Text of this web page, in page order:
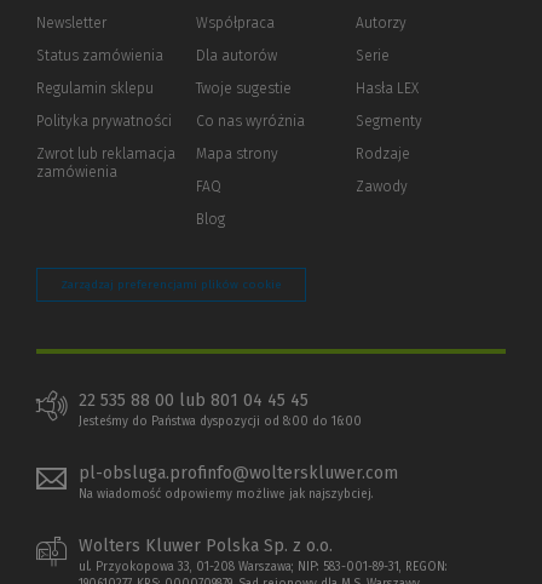
Newsletter
Status zamówienia
Regulamin sklepu
Polityka prywatności (Nowe
(Link
innej
Zwrot lub reklamacja
zamówienia
Współpraca
Dla autorów(Nowe
(Link
innej
strony)
Twoje sugestie
Co nas wyróżnia
Mapa strony
FAQ
Blog
Autorzy
Serie
Hasła LEX
Segmenty
Rodzaje
Zawody
Zarządzaj preferencjami plików cookie
22 535 88 00 lub 801 04 45 45
Jesteśmy do Państwa dyspozycji od 8:00 do 16:00
pl-obsluga.profinfo@wolterskluwer.com
Na wiadomość odpowiemy możliwe jak najszybciej.
Wolters Kluwer Polska Sp. z o.o.
ul. Przyokopowa 33, 01-208 Warszawa; NIP: 583-001-89-31, REGON: